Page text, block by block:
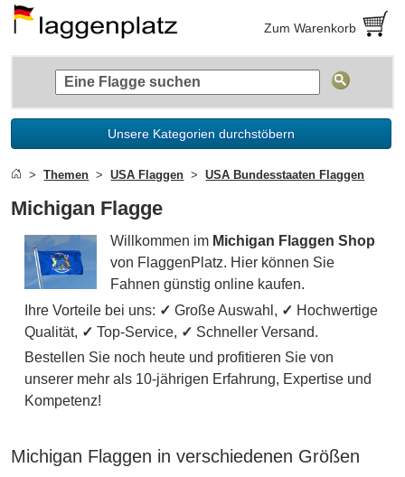
Zum Warenkorb
Unsere Kategorien durchstöbern
Themen USA Flaggen USA Bundesstaaten Flaggen
Michigan Flagge
Willkommen im Michigan Flaggen Shop
von FlaggenPlatz. Hier können Sie
Fahnen günstig online kaufen.
Ihre Vorteile bei uns: ✓ Große Auswahl, ✓ Hochwertige
Qualität, ✓ Top-Service, ✓ Schneller Versand.
Bestellen Sie noch heute und profitieren Sie von
unserer mehr als 10-jährigen Erfahrung, Expertise und
Kompetenz!
Michigan Flaggen in verschiedenen Größen